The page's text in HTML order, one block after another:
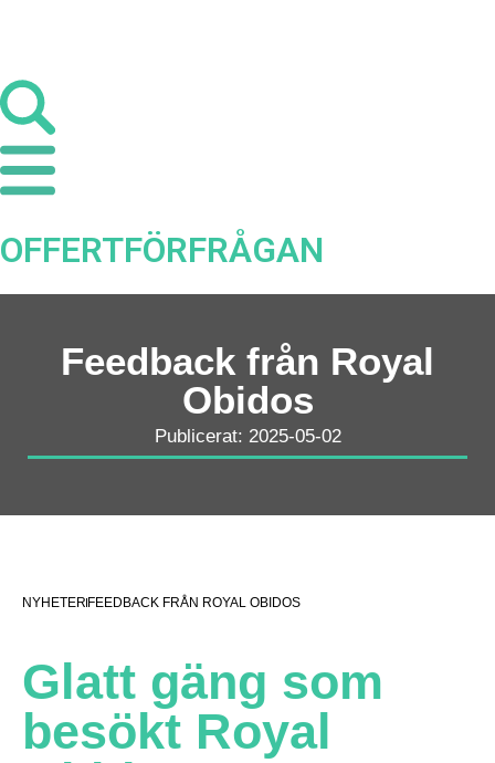
OFFERTFÖRFRÅGAN
Feedback från Royal
Obidos
Publicerat: 2025-05-02
NYHETER FEEDBACK FRÅN ROYAL OBIDOS
Glatt gäng som
besökt Royal